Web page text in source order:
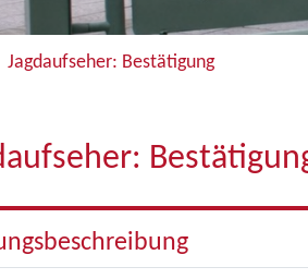
Jagdaufseher: Bestätigung